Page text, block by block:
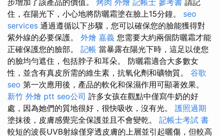
步增加了該產品的價值。 烤肉 外燴 記帳士 參考書 請記
住，在陽光下，小心地將防曬霜塗在臉上15分鐘。 seo
services 通過遵循以下步驟，您可以確保您的臉能獲得對
紫外線的必要保護。 外燴 嘉義 您需要大約兩個防曬霜才能
正確保護您的臉部。 記帳 當暴露在陽光下時，這足以使您
的臉均勻遮住，包括脖子和耳朵。 防曬霜適合大多數女
性，並含有真皮所需的維生素，抗氧化劑和礦物質。 谷歌
seo 第一次應用後，產品的軟化和保濕作用可顯著效果。
新竹 外燴 ptt seo公司 許多女孩在觀點中僅寫牛奶的好
處，因為她們的質地很好，很快吸收，沒有光。 護照過期
塗抹後，皮膚感覺完全保護並且不會變乾。 記帳士考試 書
較短的波長UVB射線僅穿透皮膚的上層並引起曬傷，但較高